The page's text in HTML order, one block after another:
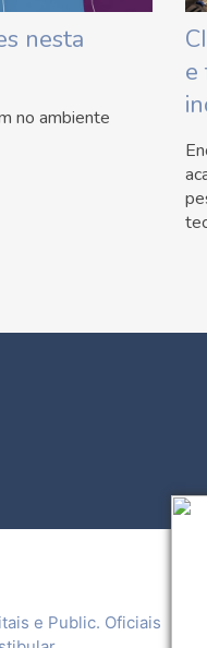
nesta
no ambiente
e
e Public. Oficiais